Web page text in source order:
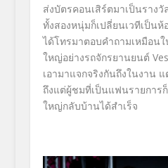
ส่งบัตรคอนเสิร์ตมาเป็นรางวั
ทั้งสองหนุ่มก็เปลี่ยนเวทีเป็นห้
ได้โทรมาตอบคำถามเหมือนใ
ใหญ่อย่างรถจักรยานยนต์
เอามาแจกจริงกันถึงในงาน
ถึงแต่ผู้ชมที่เป็นแฟนรายการ
ใหญ่กลับบ้านได้สำเร็จ